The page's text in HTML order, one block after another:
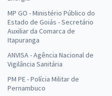
MP GO - Ministério Público do
Estado de Goiás - Secretário
Auxiliar da Comarca de
Itapuranga
ANVISA - Agência Nacional de
Vigilância Sanitária
PM PE - Polícia Militar de
Pernambuco